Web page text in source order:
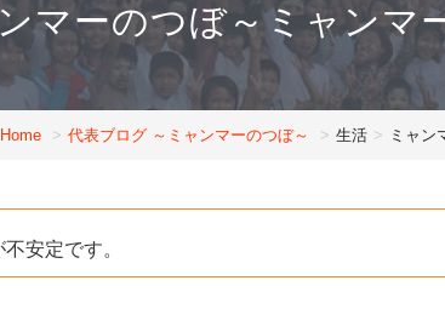
マーのつぼ～ミャンマ
Home 代表ブログ ～ミャンマーのつぼ～ 生活 ミャン
安定です。